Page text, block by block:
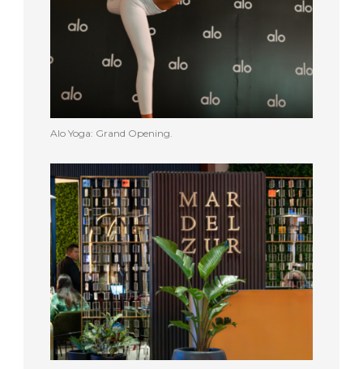
Alo Yoga: Grand Opening.